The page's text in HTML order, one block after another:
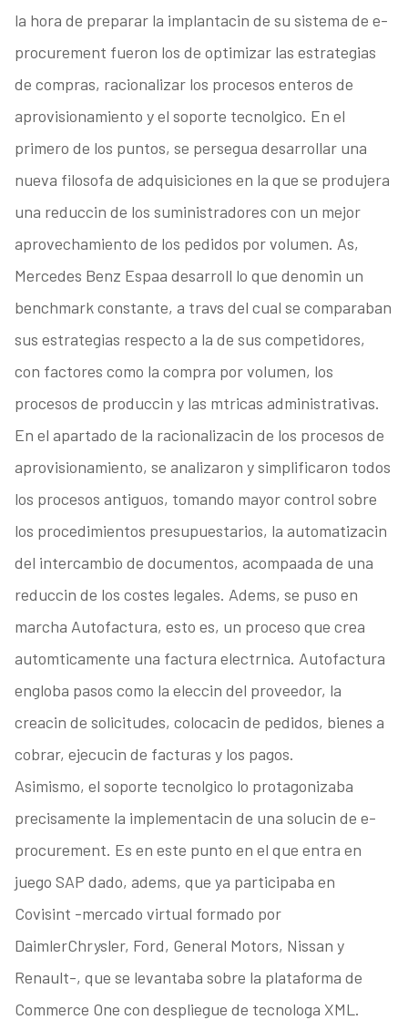
la hora de preparar la implantacin de su sistema de e-
procurement fueron los de optimizar las estrategias
de compras, racionalizar los procesos enteros de
aprovisionamiento y el soporte tecnolgico. En el
primero de los puntos, se persegua desarrollar una
nueva filosofa de adquisiciones en la que se produjera
una reduccin de los suministradores con un mejor
aprovechamiento de los pedidos por volumen. As,
Mercedes Benz Espaa desarroll lo que denomin un
benchmark constante, a travs del cual se comparaban
sus estrategias respecto a la de sus competidores,
con factores como la compra por volumen, los
procesos de produccin y las mtricas administrativas.
En el apartado de la racionalizacin de los procesos de
aprovisionamiento, se analizaron y simplificaron todos
los procesos antiguos, tomando mayor control sobre
los procedimientos presupuestarios, la automatizacin
del intercambio de documentos, acompaada de una
reduccin de los costes legales. Adems, se puso en
marcha Autofactura, esto es, un proceso que crea
automticamente una factura electrnica. Autofactura
engloba pasos como la eleccin del proveedor, la
creacin de solicitudes, colocacin de pedidos, bienes a
cobrar, ejecucin de facturas y los pagos.
Asimismo, el soporte tecnolgico lo protagonizaba
precisamente la implementacin de una solucin de e-
procurement. Es en este punto en el que entra en
juego SAP dado, adems, que ya participaba en
Covisint -mercado virtual formado por
DaimlerChrysler, Ford, General Motors, Nissan y
Renault-, que se levantaba sobre la plataforma de
Commerce One con despliegue de tecnologa XML.